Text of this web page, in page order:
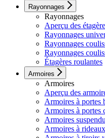
Rayonnages
Rayonnages
Aperçu des
Rayonnages
Rayonnages
Rayonnages
Étagères roulantes
Armoires
Armoires
Aperçu des
Armoires à portes
Armoires à portes
Armoires
Armoires à